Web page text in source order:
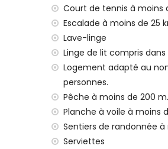
24h/24
vos vacances à Moraira, Costa
Court de tennis à moins
Escalade à moins de 25
Lave-linge
Linge de lit compris dans
Logement adapté au
personnes.
Pêche à moins de 200 m.
Planche à voile à moins
Sentiers de randonnée à
Serviettes